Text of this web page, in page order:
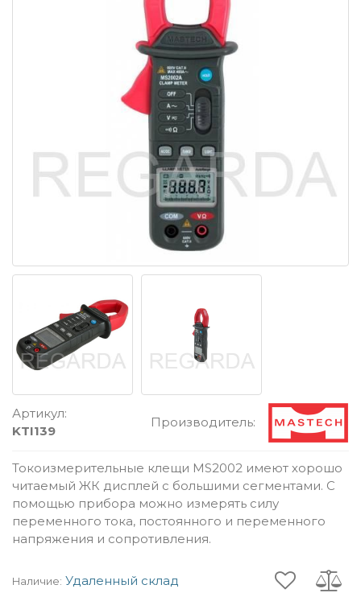
Артикул:
KTI139
Производитель:
Токоизмерительные клещи MS2002 имеют хорошо
читаемый ЖК дисплей с большими сегментами. С
помощью прибора можно измерять силу
переменного тока, постоянного и переменного
напряжения и сопротивления.
Наличие: Удаленный склад